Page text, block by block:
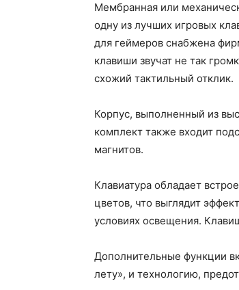
Мембранная или
одну из лучших игровых
для геймеров снабжена
клавиши звучат не так
схожий тактильный отклик.
Корпус, выполненный из
комплект также входит
магнитов.
Клавиатура обладает
цветов, что выглядит
условиях освещения.
Дополнительные функции
лету», и технологию,